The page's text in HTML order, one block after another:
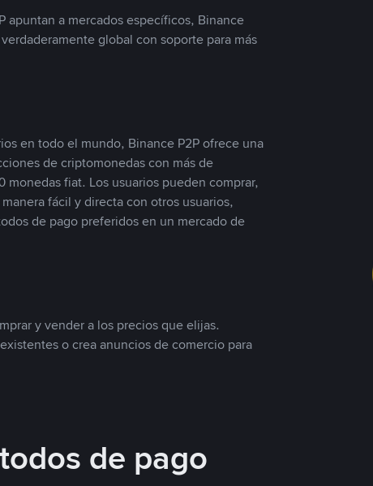
apuntan a mercados específicos, Binance
global con soporte para más
en todo el mundo, Binance P2P ofrece una
de criptomonedas con más de
fiat. Los usuarios pueden comprar,
fácil y directa con otros usuarios,
de pago preferidos en un mercado de
y vender a los precios que elijas.
o crea anuncios de comercio para
de pago